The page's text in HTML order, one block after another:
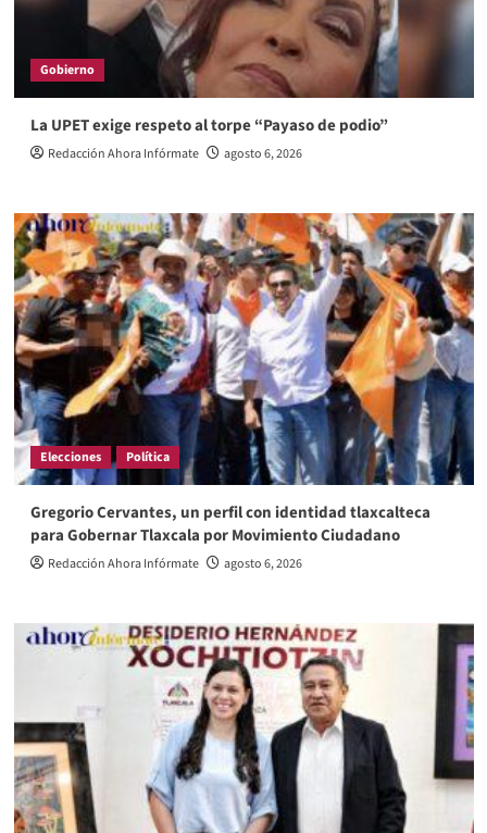
Gobierno
La UPET exige respeto al torpe “Payaso de podio”
Redacción Ahora Infórmate agosto 6, 2026
Elecciones Política
Gregorio Cervantes, un perfil con identidad tlaxcalteca
para Gobernar Tlaxcala por Movimiento Ciudadano
Redacción Ahora Infórmate agosto 6, 2026